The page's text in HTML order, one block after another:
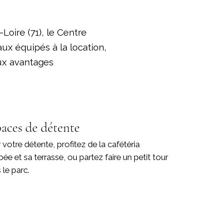
de détente
votre détente, profitez de la cafétéria
et sa terrasse, ou partez faire un petit tour
le parc.
(71), le Centre
équipés à la location,
avantages